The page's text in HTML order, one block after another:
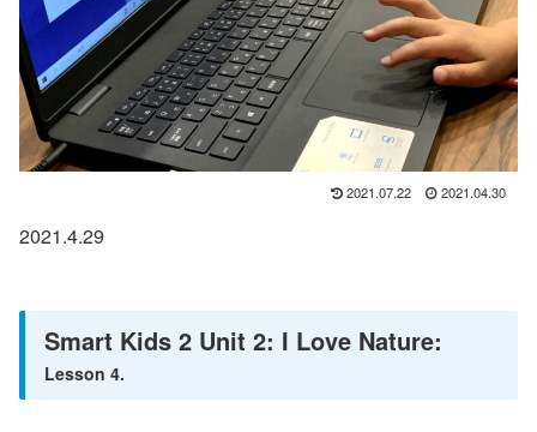
2021.07.22 2021.04.30
2021.4.29
Smart Kids 2 Unit 2: I Love Nature:
Lesson 4.